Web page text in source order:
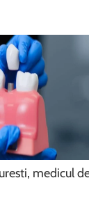
medicul